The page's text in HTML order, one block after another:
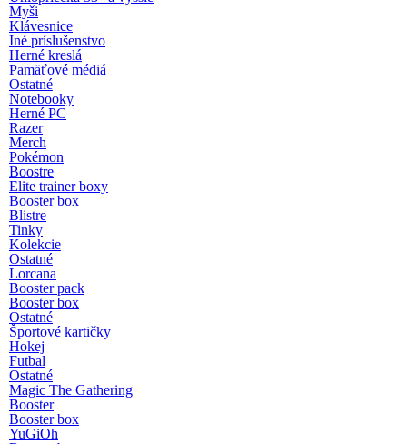
Myši
Klávesnice
Iné príslušenstvo
Herné kreslá
Pamäťové médiá
Ostatné
Notebooky
Herné PC
Razer
Merch
Pokémon
Boostre
Elite trainer boxy
Booster box
Blistre
Tinky
Kolekcie
Ostatné
Lorcana
Booster pack
Booster box
Ostatné
Športové kartičky
Hokej
Futbal
Ostatné
Magic The Gathering
Booster
Booster box
YuGiOh